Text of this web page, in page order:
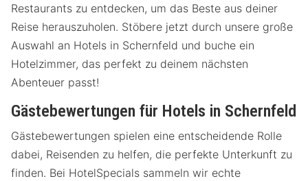
Restaurants zu entdecken, um das Beste aus deiner
Reise herauszuholen. Stöbere jetzt durch unsere große
Auswahl an Hotels in Schernfeld und buche ein
Hotelzimmer, das perfekt zu deinem nächsten
Abenteuer passt!
Gästebewertungen für Hotels in Schernfeld
Gästebewertungen spielen eine entscheidende Rolle
dabei, Reisenden zu helfen, die perfekte Unterkunft zu
finden. Bei HotelSpecials sammeln wir echte